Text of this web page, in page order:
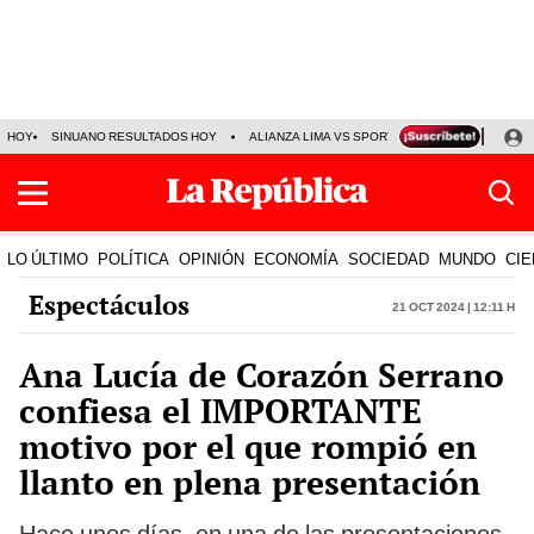
HOY SINUANO RESULTADOS HOY ALIANZA LIMA VS SPORT BOYS JORGE
LO ÚLTIMO POLÍTICA OPINIÓN ECONOMÍA SOCIEDAD MUNDO
Espectáculos 21 Oct 2024 | 12:11 h
Ana Lucía de Corazón Serrano
confiesa el IMPORTANTE
motivo por el que rompió en
llanto en plena presentación